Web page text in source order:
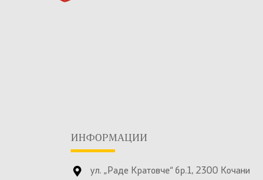
ИНФОРМАЦИИ
ул. „Раде Кратовче“ бр.1, 2300 Кочани